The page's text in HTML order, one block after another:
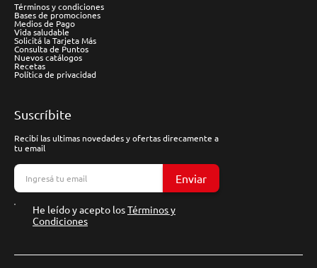
Términos y condiciones
Bases de promociones
Medios de Pago
Vida saludable
Solicitá la Tarjeta Más
Consulta de Puntos
Nuevos catálogos
Recetas
Política de privacidad
Suscríbite
Recibí las ultimas novedades y ofertas direcamente a
tu email
Enviar
He leído y acepto losTérminos y
Condiciones